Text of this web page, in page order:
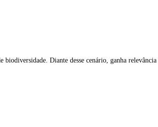
biodiversidade. Diante desse cenário, ganha